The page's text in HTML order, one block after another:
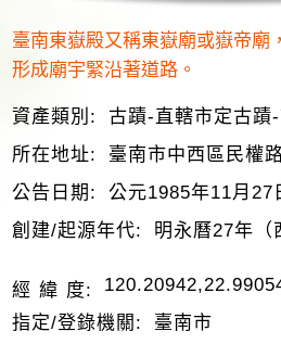
臺南東嶽殿又稱東嶽廟或嶽帝廟
形成廟宇緊沿著道路。
資產類別:
古蹟-直轄市定古蹟
所在地址:
臺南市中西區民權
公告日期:
公元1985年11月27
創建/起源年代:
明永曆27年（
經 緯 度:
指定/登錄機關:
臺南市